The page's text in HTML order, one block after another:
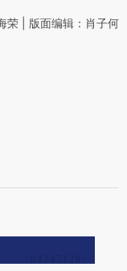
荣 | 版面编辑：肖子何